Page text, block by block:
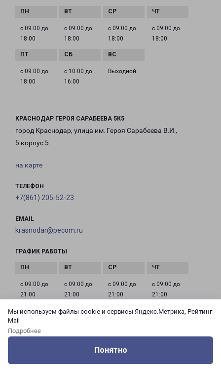
Мы используем файлы cookie и сервисы Яндекс.Метрика, Рейтинг
Mail
Подробнее
Понятно
с 09:00 до
18:00
с 09:00 до
18:00
с 09:00 до
18:00
с 09:00 до
18:00
с 09:00 до
18:00
с 10:00 до
16:00
Выходной
КРАСНОДАР ГЕРОЯ САРАБЕЕВА 5К5
город Краснодар, улица им. Героя Сарабеева В.И.,
5 корпус 5
на карте
ТЕЛЕФОН
+7(861) 205-52-23
EMAIL
krasnodar@pecom.ru
ГРАФИК РАБОТЫ
с 09:00 до
21:00
с 09:00 до
21:00
с 09:00 до
21:00
с 09:00 до
21:00
с 09:00 до
21:00
21:00
21:00